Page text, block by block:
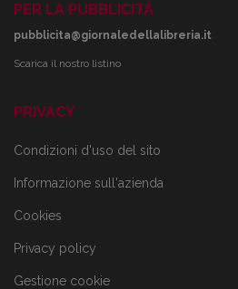
PER LA PUBBLICITÀ
pubblicita@giornaledellalibreria.it
Scarica il nostro listino
PRIVACY
Condizioni d'uso del sito
Informazione sull'azienda
Cookies
Privacy policy
Gestione cookie